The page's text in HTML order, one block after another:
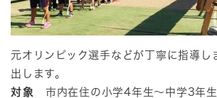
元オリンピック選手などが丁寧に指導し
出します。
対象
市内在住の小学4年生～中学3年生